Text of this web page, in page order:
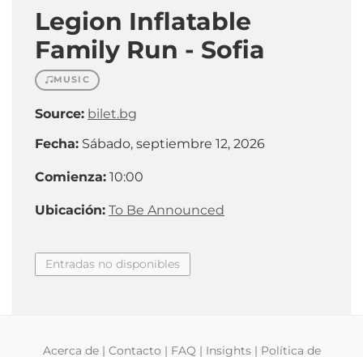
Legion Inflatable
Family Run - Sofia
MUSIC
Source: bilet.bg
Fecha: Sábado, septiembre 12, 2026
Comienza: 10:00
Ubicación: To Be Announced
Entradas no disponibles
Acerca de| Contacto | FAQ | Insights| Política de